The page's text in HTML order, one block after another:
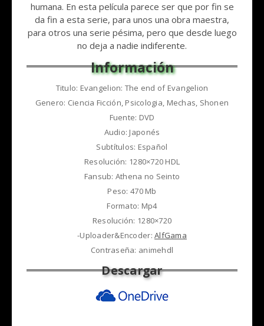
humana. En esta película parece ser que por fin se
da fin a esta serie, para unos una obra maestra,
para otros una serie pésima, pero que desde luego
no deja a nadie indiferente.
Titulo: Evangelion: The end of Evangelion
Genero: Ciencia Ficción, Psicologia, Mechas, Shonen
Fuente: DVD
Audio: Japonés
Subtítulos: Español
Resolución: 1280×720 HDL
Fansub: Athena no Seinto
Peso: 470 Mb
Formato: Mp4
Resolución: 1280×720
-Uploader&Encoder:AlfGama
Contraseña: animehdl